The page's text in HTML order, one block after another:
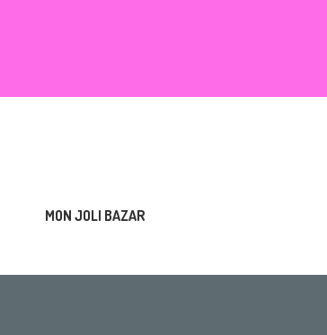
MON JOLI BAZAR